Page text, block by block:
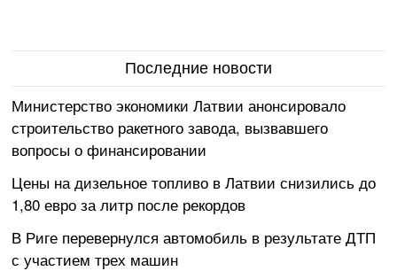
Последние новости
Министерство экономики Латвии анонсировало
строительство ракетного завода, вызвавшего
вопросы о финансировании
Цены на дизельное топливо в Латвии снизились до
1,80 евро за литр после рекордов
В Риге перевернулся автомобиль в результате ДТП
с участием трех машин